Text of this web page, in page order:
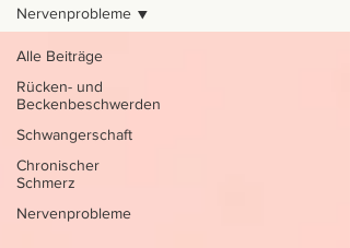
Alle Beiträge
Rücken- und
Beckenbeschwerden
Schwangerschaft
Chronischer
Schmerz
Nervenprobleme
Nervenprobleme